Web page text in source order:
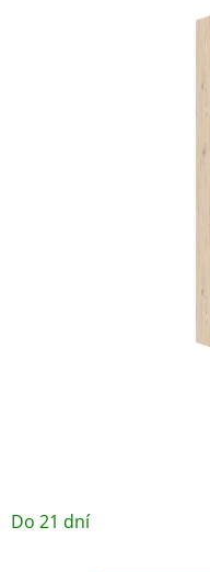
Do 21 dní